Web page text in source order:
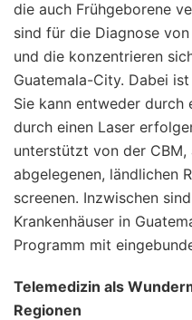
die auch Frühgeborene
sind für die Diagnose
und die konzentrieren
Guatemala-City. Dabei
Sie kann entweder durch
durch einen Laser
unterstützt von der CBM,
abgelegenen, ländlichen
screenen. Inzwischen
Krankenhäuser in
Programm mit
Telemedizin als
Regionen